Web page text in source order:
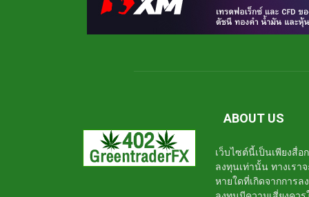
ABOUT US
เว็บไซต์นี้เป็นเพียงสื่
ลงทุนเท่านั้น ทางเรา
หายใดที่เกิดจากการ